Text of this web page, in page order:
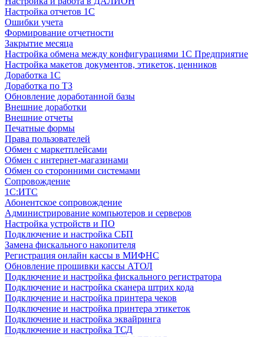
Настройка отчетов 1С
Ошибки учета
Формирование отчетности
Закрытие месяца
Настройка обмена между конфигурациями 1С Предприятие
Настройка макетов документов, этикеток, ценников
Доработка 1С
Доработка по ТЗ
Обновление доработанной базы
Внешние доработки
Внешние отчеты
Печатные формы
Права пользователей
Обмен с маркетплейсами
Обмен с интернет-магазинами
Обмен со сторонними системами
Сопровождение
1C:ИТС
Абонентское сопровождение
Администрирование компьютеров и серверов
Настройка устройств и ПО
Подключение и настройка СБП
Замена фискального накопителя
Регистрация онлайн кассы в МИФНС
Обновление прошивки кассы АТОЛ
Подключение и настройка фискального регистратора
Подключение и настройка сканера штрих кода
Подключение и настройка принтера чеков
Подключение и настройка принтера этикеток
Подключение и настройка эквайринга
Подключение и настройка ТСД